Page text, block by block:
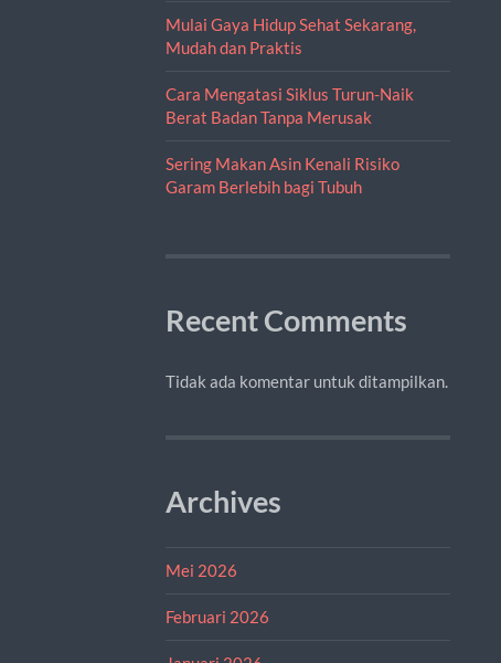
Mulai Gaya Hidup Sehat Sekarang,
Mudah dan Praktis
Cara Mengatasi Siklus Turun-Naik
Berat Badan Tanpa Merusak
Sering Makan Asin Kenali Risiko
Garam Berlebih bagi Tubuh
Recent Comments
Tidak ada komentar untuk ditampilkan.
Archives
Mei 2026
Februari 2026